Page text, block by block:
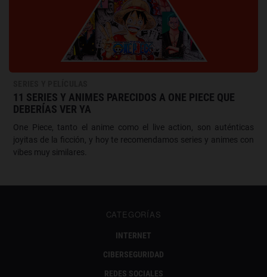
11 SERIES Y ANIMES PARECIDOS A ONE PIECE QUE
DEBERÍAS VER YA
One Piece, tanto el anime como el live action, son auténticas
joyitas de la ficción, y hoy te recomendamos series y animes con
vibes muy similares.
CATEGORÍAS
INTERNET
CIBERSEGURIDAD
REDES SOCIALES